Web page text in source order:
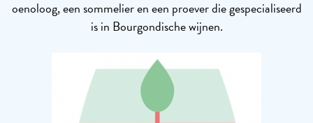
oenoloog, een sommelier en een proever die gespecialiseerd
is in Bourgondische wijnen.